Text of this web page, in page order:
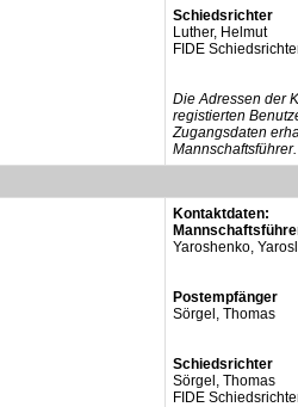
Schiedsrichter
Luther, Helmut
FIDE
Die Adressen der
registierten
Zugangsdaten
Mannschaftsführer.
Kontaktdaten:
Yaroshenko,
Postempfänger
Sörgel, Thomas
Schiedsrichter
Sörgel, Thomas
FIDE